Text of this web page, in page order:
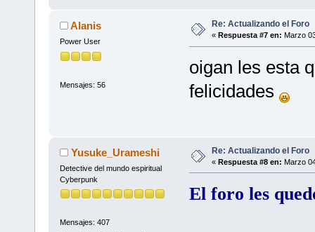
Alanis
Power User
Mensajes: 56
Re: Actualizando el Foro
« Respuesta #7 en: Marzo
oigan les esta
felicidades
Yusuke_Urameshi
Detective del mundo espiritual
Cyberpunk
Mensajes: 407
Re: Actualizando el Foro
« Respuesta #8 en: Marzo
El foro les